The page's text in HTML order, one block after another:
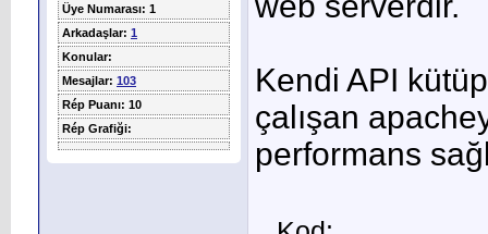
Üye Numarası: 1
Arkadaşlar: 1
Konular:
Mesajlar: 103
Rép Puanı: 10
Rép Grafiği:
Kendi API
çalışan
performans